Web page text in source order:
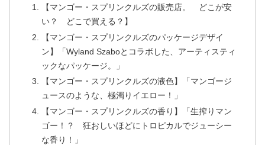
【マンゴー・スプリンクルズの販売店。 どこが安
い？ どこで買える？】
【マンゴー・スプリンクルズのパッケージデザイ
ン】「Wyland Szaboとコラボした、アーティスティ
ックなパッケージ。」
【マンゴー・スプリンクルズの液色】「マンゴージ
ュースのような、極濁りイエロー！」
【マンゴー・スプリンクルズの香り】「生搾りマン
ゴー！？ 狂おしいほどにトロピカルでジューシー
な香り！」